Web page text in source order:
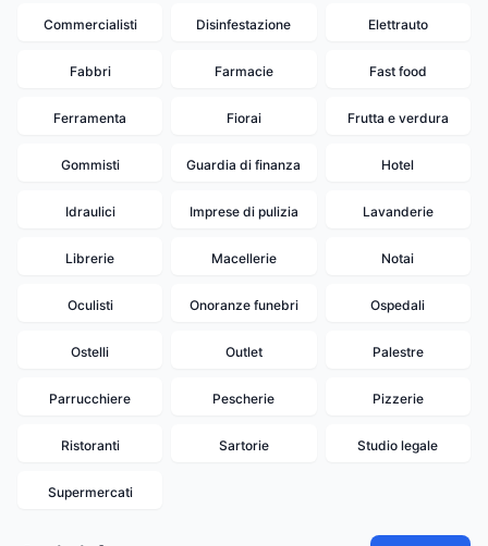
Commercialisti Disinfestazione Elettrauto
Fabbri Farmacie Fast food
Ferramenta Fiorai Frutta e verdura
Gommisti Guardia di finanza Hotel
Idraulici Imprese di pulizia Lavanderie
Librerie Macellerie Notai
Oculisti Onoranze funebri Ospedali
Ostelli Outlet Palestre
Parrucchiere Pescherie Pizzerie
Ristoranti Sartorie Studio legale
Supermercati